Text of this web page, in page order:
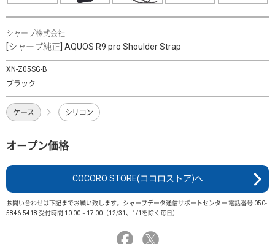
シャープ株式会社
[シャープ純正] AQUOS R9 pro Shoulder Strap
XN-Z05SG-B
ブラック
ケース シリコン
オープン価格
COCORO STORE(ココロストア)へ
お問い合わせは下記までお願い致します。シャープデータ通信サポートセンター 電話番号 050-
5846-5418 受付時間 10:00～17:00（12/31、1/1を除く毎日）